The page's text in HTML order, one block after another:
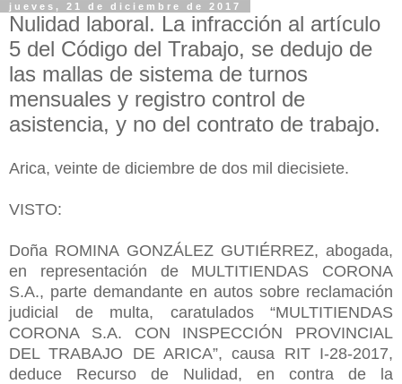
jueves, 21 de diciembre de 2017
Nulidad laboral. La infracción al artículo
5 del Código del Trabajo, se dedujo de
las mallas de sistema de turnos
mensuales y registro control de
asistencia, y no del contrato de trabajo.
Arica, veinte de diciembre de dos mil diecisiete.
VISTO:
Doña ROMINA GONZÁLEZ GUTIÉRREZ, abogada,
en representación de MULTITIENDAS CORONA
S.A., parte demandante en autos sobre reclamación
judicial de multa, caratulados “MULTITIENDAS
CORONA S.A. CON INSPECCIÓN PROVINCIAL
DEL TRABAJO DE ARICA”, causa RIT I-28-2017,
deduce Recurso de Nulidad, en contra de la